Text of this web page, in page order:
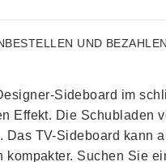
BESTELLEN UND BEZAHLEN
Sideboard im
Effekt. Die Schubladen
TV-Sideboard kann
Suchen Sie